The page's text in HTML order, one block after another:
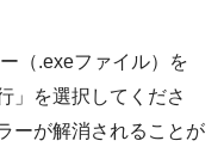
（.exeファイル）を
」を選択してくださ
ーが解消されることが